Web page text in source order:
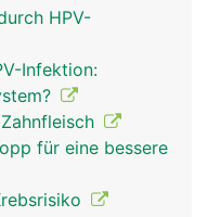
HPV-
Infektion:
für eine bessere